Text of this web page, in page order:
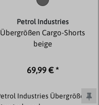
Petrol Industries
Übergrößen Cargo-Shorts
beige
69,99 € *